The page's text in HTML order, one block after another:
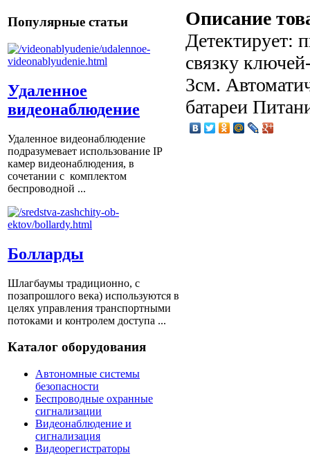
Популярные статьи
Удаленное
видеонаблюдение
Удаленное видеонаблюдение
подразумевает использование IP
камер видеонаблюдения, в
сочетании с комплектом
беспроводной ...
Болларды
Шлагбаумы традиционно, с
позапрошлого века) используются в
целях управления транспортными
потоками и контролем доступа ...
Каталог оборудования
Автономные системы
безопасности
Беспроводные охранные
сигнализации
Видеонаблюдение и
сигнализация
Видеорегистраторы
Описание
Детектирует:
связку
3см.
батареи